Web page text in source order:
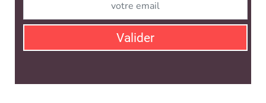
QUI SOMMES-NOUS ?